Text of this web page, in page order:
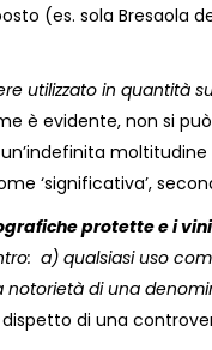
(es. sola Bresaola
utilizzato in quantità
è evidente, non si
‘significativa’,
protette e i vini
a) qualsiasi uso
di una
dispetto di una